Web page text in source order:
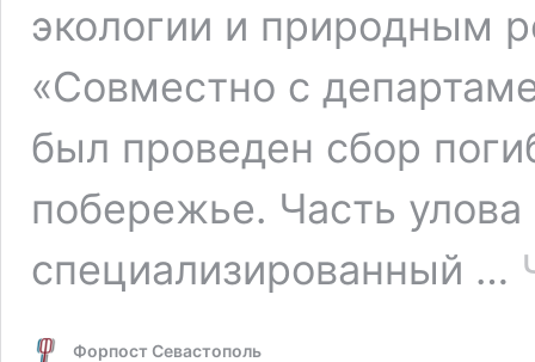
экологии и природным
«Совместно с
был проведен сбор
побережье. Часть улова
специализированный …
Форпост Севастополь